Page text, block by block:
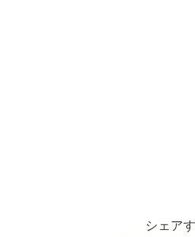
シェア